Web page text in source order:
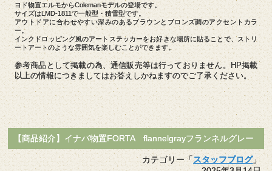
ヨド物置エルモからColemanモデルの登場です。
サイズはLMD-1811で一般型・積雪型です。
アウトドアに合わせやすい深みのあるブラウンとブロンズ調のアクセントカラ
ー。
インクドロッピング風のアートステッカーをお好きな場所に貼ることで、ストリ
ートアートのような雰囲気を楽しむことができます。
参考商品として掲載の為、通信販売等は行っておりません。HP掲載
以上の情報につきましてはお答えしかねますのでご了承ください。
【商品紹介】イナバ物置FORTA flannelgrayフランネルグレー
カテゴリー「スタッフブログ」